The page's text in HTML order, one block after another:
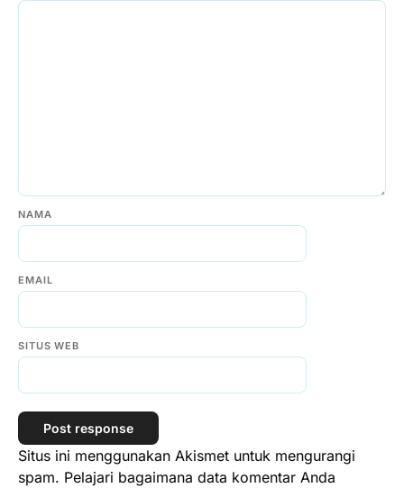
NAMA
EMAIL
SITUS WEB
Situs ini menggunakan Akismet untuk mengurangi
spam. Pelajari bagaimana data komentar Anda